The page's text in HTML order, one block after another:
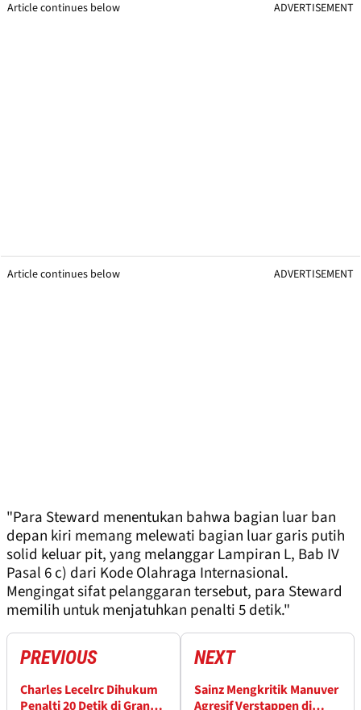
Article continues below ADVERTISEMENT
Article continues below ADVERTISEMENT
"Para Steward menentukan bahwa bagian luar ban
depan kiri memang melewati bagian luar garis putih
solid keluar pit, yang melanggar Lampiran L, Bab IV
Pasal 6 c) dari Kode Olahraga Internasional.
Mengingat sifat pelanggaran tersebut, para Steward
memilih untuk menjatuhkan penalti 5 detik."
PREVIOUS
Charles Lecelrc Dihukum
Penalti 20 Detik di Grand
NEXT
Sainz Mengkritik Manuver
Agresif Verstappen di